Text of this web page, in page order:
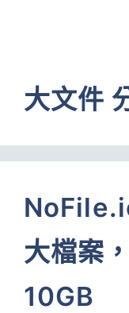
大文件
大檔案
10GB